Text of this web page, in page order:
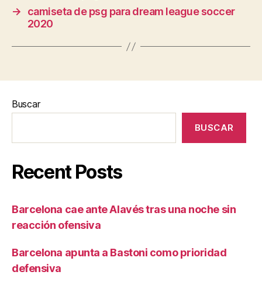
→
camiseta de psg para dream league soccer
2020
Buscar
BUSCAR
Recent Posts
Barcelona cae ante Alavés tras una noche sin
reacción ofensiva
Barcelona apunta a Bastoni como prioridad
defensiva